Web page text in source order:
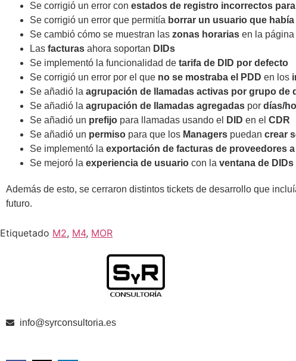
Se corrigió un error con estados de registro incorrectos para
Se corrigió un error que permitía borrar un usuario que
Se cambió cómo se muestran las zonas horarias en la página
Las facturas ahora soportan DIDs
Se implementó la funcionalidad de tarifa de DID por defecto
Se corrigió un error por el que no se mostraba el PDD en los
Se añadió la agrupación de llamadas activas por grupo de
Se añadió la agrupación de llamadas agregadas por días/
Se añadió un prefijo para llamadas usando el DID en el CDR
Se añadió un permiso para que los Managers puedan crear
Se implementó la exportación de facturas de proveedores a
Se mejoró la experiencia de usuario con la ventana de DIDs
Además de esto, se cerraron distintos tickets de desarrollo que
futuro.
Etiquetado M2, M4, MOR
info@syrconsultoria.es